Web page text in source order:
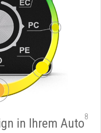
in Ihrem Auto8